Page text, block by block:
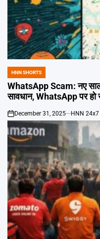
POSTED
IN
HNN SHORTS
WhatsApp Scam: नए
सावधान, WhatsApp पर
on
December 31, 2025 HNN 24x7